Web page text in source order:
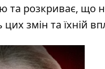
та розкриває, що
змін та їхній